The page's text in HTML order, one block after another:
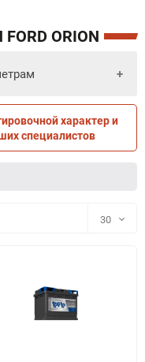
ORION
ПО ПАРАМЕТРАМ
характер и
специалистов
30